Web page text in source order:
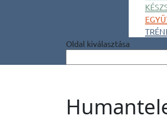
Oldal kiválasztása